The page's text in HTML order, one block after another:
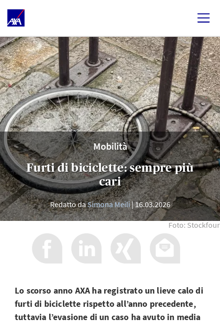
Mobilità
Furti di biciclette: sempre più
cari
Redatto daSimona Meili 16.03.2026
Foto: Stockfour
Lo scorso anno AXA ha registrato un lieve calo di
furti di biciclette rispetto all’anno precedente,
tuttavia l’evasione di un caso ha avuto in media